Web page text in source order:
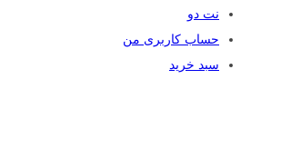
نت دو
حساب کاربری من
سبد خرید